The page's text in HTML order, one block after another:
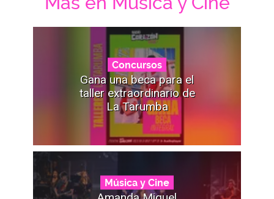
Concursos
Gana una beca para el
taller extraordinario de
La Tarumba
Música y Cine